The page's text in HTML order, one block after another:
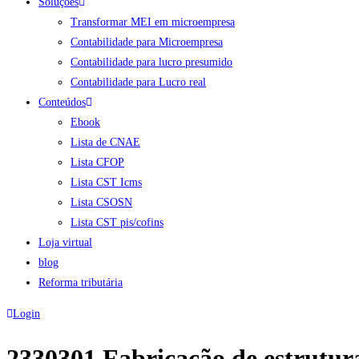
Transformar MEI em microempresa
Contabilidade para Microempresa
Contabilidade para lucro presumido
Contabilidade para Lucro real
Conteúdos
Ebook
Lista de CNAE
Lista CFOP
Lista CST Icms
Lista CSOSN
Lista CST pis/cofins
Loja virtual
blog
Reforma tributária
Login